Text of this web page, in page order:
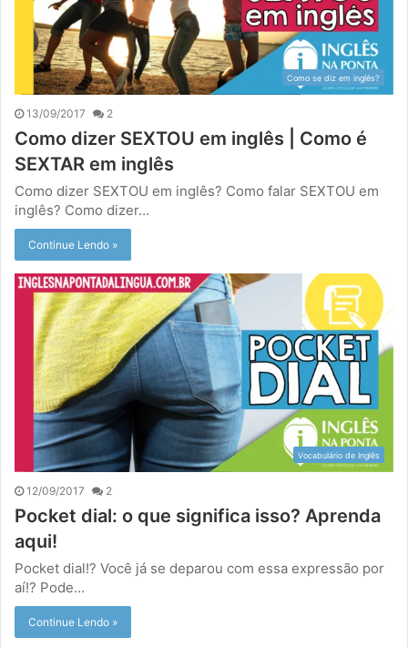
Como se diz em inglês?
13/09/2017 2
Como dizer SEXTOU em inglês | Como é
SEXTAR em inglês
Como dizer SEXTOU em inglês? Como falar SEXTOU em
inglês? Como dizer…
Continue Lendo »
Vocabulário de Inglês
12/09/2017 2
Pocket dial: o que significa isso? Aprenda
aqui!
Pocket dial!? Você já se deparou com essa expressão por
aí!? Pode…
Continue Lendo »